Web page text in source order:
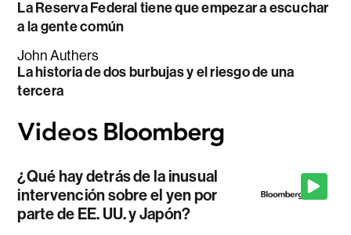
La Reserva Federal tiene que empezar a escuchar
a la gente común
John Authers
La historia de dos burbujas y el riesgo de una
tercera
¿Qué hay detrás de la inusual
intervención sobre el yen por
parte de EE. UU. y Japón?